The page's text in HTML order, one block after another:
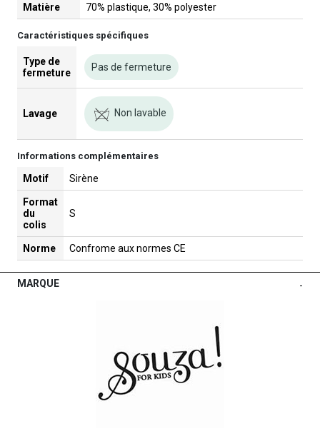
Matière 70% plastique, 30% polyester
Caractéristiques spécifiques
Type de
fermeture
Pas de fermeture
Lavage Non lavable
Informations complémentaires
Motif Sirène
Format
du
colis
S
Norme Confrome aux normes CE
MARQUE -